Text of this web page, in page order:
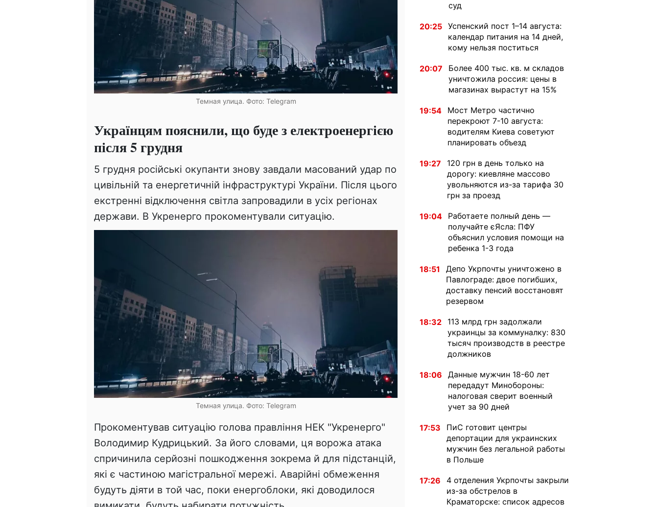
Темная улица. Фото: Telegram
Українцям пояснили, що буде з електроенергією
після 5 грудня
5 грудня російські окупанти знову завдали масований удар по
цивільній та енергетичній інфраструктурі України. Після цього
екстренні відключення світла запровадили в усіх регіонах
держави. В Укренерго прокоментували ситуацію.
Темная улица. Фото: Telegram
Прокоментував ситуацію голова правління НЕК "Укренерго"
Володимир Кудрицький. За його словами, ця ворожа атака
спричинила серйозні пошкодження зокрема й для підстанцій,
які є частиною магістральної мережі. Аварійні обмеження
будуть діяти в той час, поки енергоблоки, які доводилося
суд
20:25 Успенский пост 1–14 августа:
календар питания на 14 дней,
кому нельзя поститься
20:07
Более 400 тыс. кв. м складов
уничтожила россия: цены в
магазинах вырастут на 15%
19:54
Мост Метро частично
перекроют 7-10 августа:
водителям Киева советуют
планировать объезд
19:27
120 грн в день только на
дорогу: киевляне массово
увольняются из-за тарифа 30
грн за проезд
19:04
Работаете полный день —
получайте єЯсла: ПФУ
объяснил условия помощи на
ребенка 1-3 года
18:51
Депо Укрпочты уничтожено в
Павлограде: двое погибших,
доставку пенсий восстановят
резервом
18:32
113 млрд грн задолжали
украинцы за коммуналку: 830
тысяч производств в реестре
должников
18:06
Данные мужчин 18-60 лет
передадут Минобороны:
налоговая сверит военный
учет за 90 дней
17:53
ПиС готовит центры
депортации для украинских
мужчин без легальной работы
в Польше
17:26
4 отделения Укрпочты закрыли
из-за обстрелов в
Краматорске: список адресов